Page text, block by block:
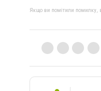
Якщо ви помітили помилку,